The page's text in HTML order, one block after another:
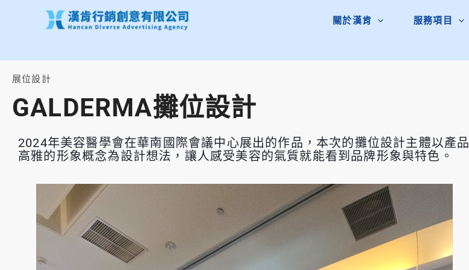
內
關於漢肯 服務項目
展位設計
GALDERMA攤位設計
2024年美容醫學會在華南國際會議中心展出的作品，本次的攤位設計主體以產品
高雅的形象概念為設計想法，讓人感受美容的氣質就能看到品牌形象與特色。